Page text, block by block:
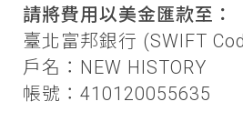
請將費用以美金匯款至：
臺北富邦銀行 (SWIFT
戶名：NEW HISTORY
帳號：410120055635